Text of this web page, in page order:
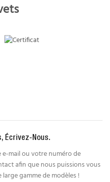
Écrivez-Nous.
e-mail ou votre numéro de
afin que nous puissions vous
gamme de modèles !